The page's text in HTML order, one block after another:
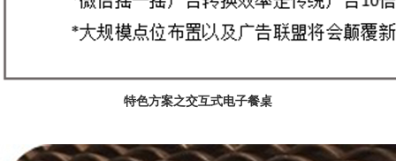
特色方案之交互式电子餐桌